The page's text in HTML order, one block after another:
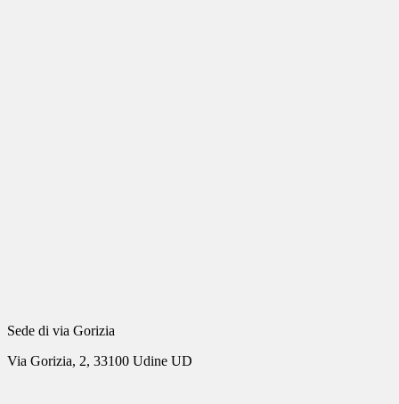
Sede di via Gorizia
Via Gorizia, 2, 33100 Udine UD